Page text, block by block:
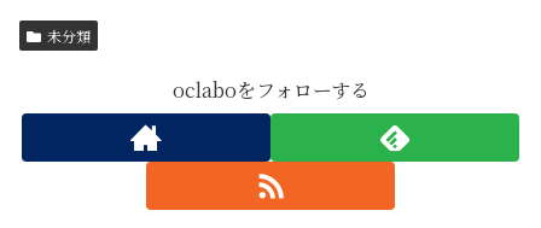
未分類
oclaboをフォローする